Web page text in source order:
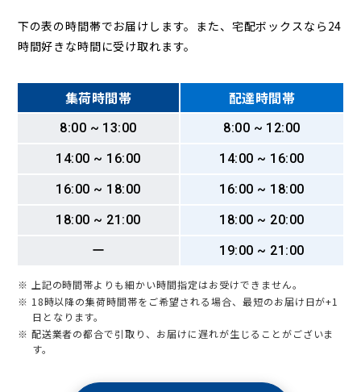
下の表の時間帯でお届けします。また、宅配ボックスなら24
時間好きな時間に受け取れます。
集荷時間帯 配達時間帯
8:00 ~ 13:00
8:00 ~ 12:00
14:00 ~ 16:00
14:00 ~ 16:00
16:00 ~ 18:00
16:00 ~ 18:00
18:00 ~ 21:00
18:00 ~ 20:00
ー
19:00 ~ 21:00
※ 上記の時間帯よりも細かい時間指定はお受けできません。
※ 18時以降の集荷時間帯をご希望される場合、最短のお届け日が+1
日となります。
※ 配送業者の都合で引取り、お届けに遅れが生じることがございま
す。